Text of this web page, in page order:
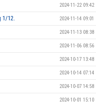
2024-11-22 09:42
12. 2024-11-14 09:01
2024-11-13 08:38
2024-11-06 08:56
2024-10-17 13:48
2024-10-14 07:14
2024-10-07 14:58
2024-10-01 15:10